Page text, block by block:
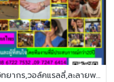
ทีมไทยนันทนาการ,ทุยทำทีม,วิทยากร,วอล์คแรลลี่,ละลายพฤติกรรม,OD